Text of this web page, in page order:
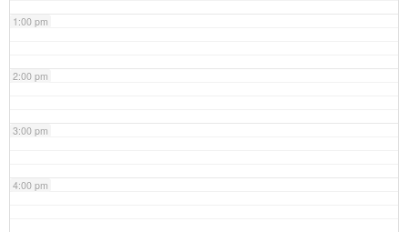
1:00 pm
2:00 pm
3:00 pm
4:00 pm